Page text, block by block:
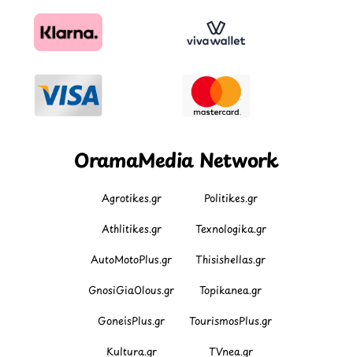
OramaMedia Network
Agrotikes.gr Politikes.gr
Athlitikes.gr Texnologika.gr
AutoMotoPlus.gr Thisishellas.gr
GnosiGiaOlous.gr Topikanea.gr
GoneisPlus.gr TourismosPlus.gr
Kultura.gr TVnea.gr